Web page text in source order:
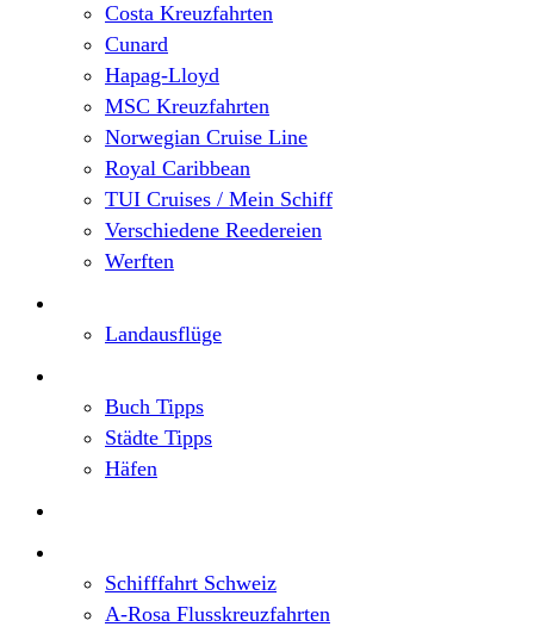
Costa Kreuzfahrten
Cunard
Hapag-Lloyd
MSC Kreuzfahrten
Norwegian Cruise Line
Royal Caribbean
TUI Cruises / Mein Schiff
Verschiedene Reedereien
Werften
Landausflüge
Buch Tipps
Städte Tipps
Häfen
Schifffahrt Schweiz
A-Rosa Flusskreuzfahrten